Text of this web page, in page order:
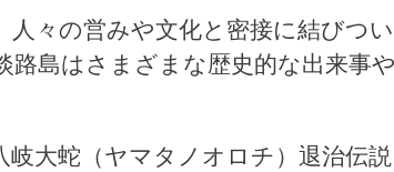
々の営みや文化と密接に結びつ
島はさまざまな歴史的な出来事や
大蛇（ヤマタノオロチ）退治伝説